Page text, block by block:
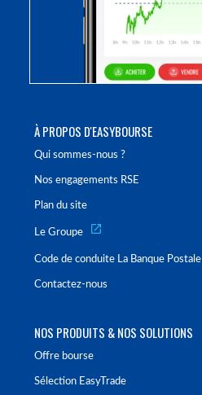
À PROPOS D'EASYBOURSE
Qui sommes-nous ?
Nos engagements RSE
Plan du site
Le Groupe
Code de conduite La Banque Postale
Contactez-nous
NOS PRODUITS & NOS SOLUTIONS
Offre bourse
Sélection EasyTrade